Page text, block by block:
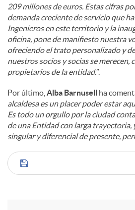
209 millones de euros. Estas cifras
demanda creciente de servicio que
Ingenieros en este territorio y la
oficina, pone de manifiesto nuestra
ofreciendo el trato personalizado y
nuestros socios y socias se merecen,
propietarios de la entidad.”.
Por último, Alba Barnusell ha
alcaldesa es un placer poder estar
Es todo un orgullo por la ciudad
de una Entidad con larga trayectoria,
singular y diferencial de presente,
C